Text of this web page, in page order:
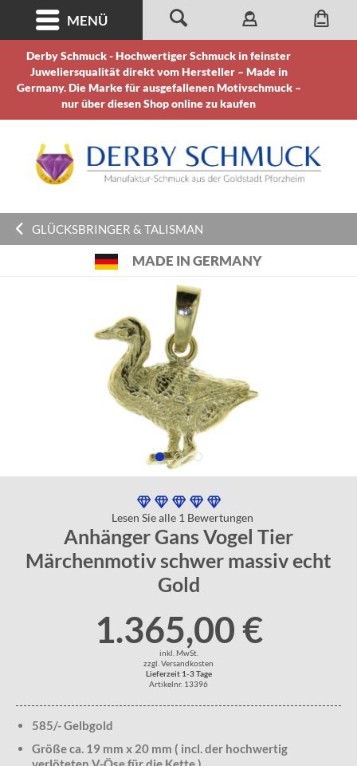
Derby Schmuck - Hochwertiger Schmuck in feinster
Juweliersqualität direkt vom Hersteller – Made in
Germany. Die Marke für ausgefallenen Motivschmuck –
nur über diesen Shop online zu kaufen
MENÜ
GLÜCKSBRINGER & TALISMAN
MADE IN GERMANY
Lesen Sie alle 1 Bewertungen
Anhänger Gans Vogel Tier
Märchenmotiv schwer massiv echt
Gold
1.365,00 €
inkl. MwSt.
zzgl. Versandkosten
Lieferzeit 1-3 Tage
Artikelnr. 13396
585/- Gelbgold
Größe ca. 19 mm x 20 mm ( incl. der hochwertig